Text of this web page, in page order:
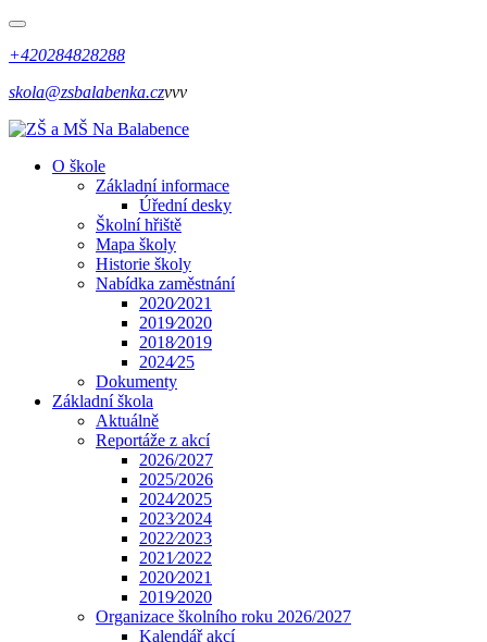
+420284828288
skola@zsbalabenka.czvvv
O škole
Základní informace
Úřední desky
Školní hřiště
Mapa školy
Historie školy
Nabídka zaměstnání
2020⁄2021
2019⁄2020
2018⁄2019
2024⁄25
Dokumenty
Základní škola
Aktuálně
Reportáže z akcí
2026/2027
2025/2026
2024⁄2025
2023⁄2024
2022⁄2023
2021⁄2022
2020⁄2021
2019⁄2020
Organizace školního roku 2026/2027
Kalendář akcí